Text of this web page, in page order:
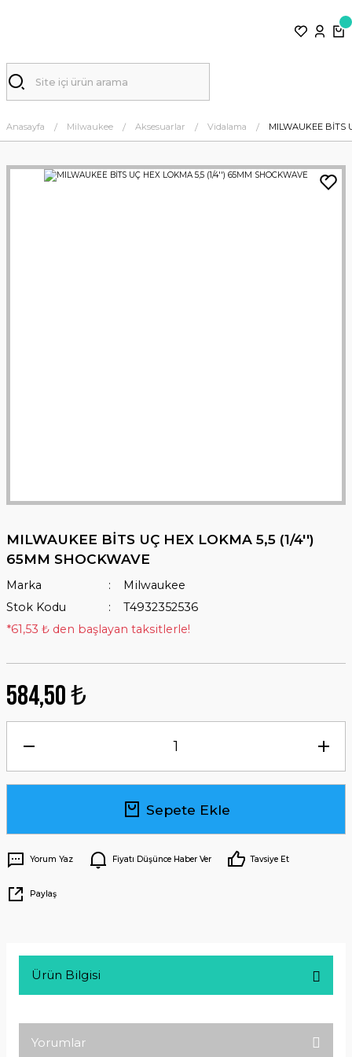
Anasayfa Milwaukee Aksesuarlar Vidalama MILWAUKEE BİTS
MILWAUKEE BİTS UÇ HEX LOKMA 5,5 (1/4'')
65MM SHOCKWAVE
Marka
Milwaukee
Stok Kodu
T4932352536
*61,53 ₺ den başlayan taksitlerle!
584,50 ₺
Sepete Ekle
Yorum Yaz Fiyatı Düşünce Haber Ver Tavsiye Et
Paylaş
Ürün Bilgisi
Yorumlar